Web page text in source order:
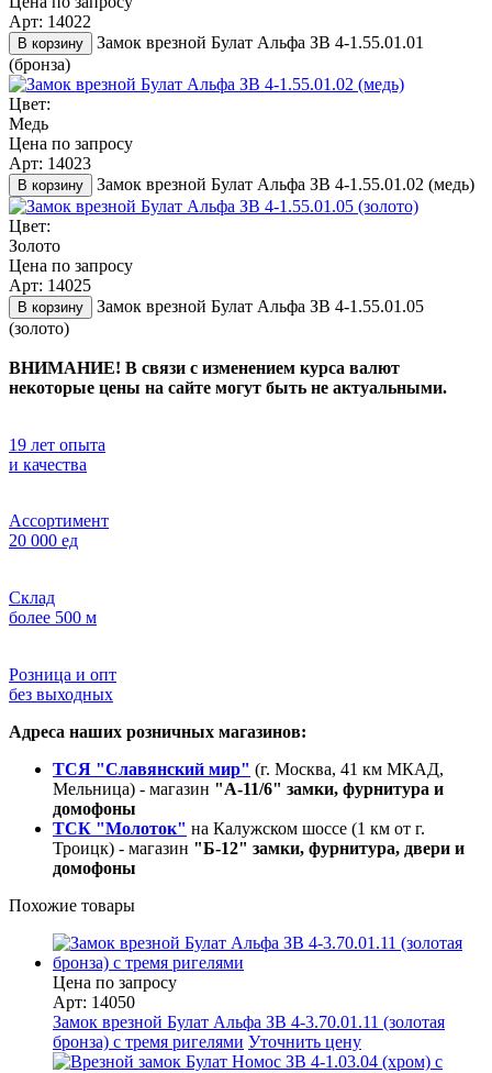
Арт: 14022
В корзину
Замок врезной Булат Альфа ЗВ 4-1.55.01.01
(бронза)
Цвет:
Медь
Цена по запросу
Арт: 14023
В корзину Замок врезной Булат Альфа ЗВ 4-1.55.01.02 (медь)
Цвет:
Золото
Цена по запросу
Арт: 14025
В корзину
Замок врезной Булат Альфа ЗВ 4-1.55.01.05
(золото)
ВНИМАНИЕ! В связи с изменением курса валют
некоторые цены на сайте могут быть не актуальными.
19 лет опыта
и качества
Ассортимент
20 000 ед
Склад
более 500 м
Розница и опт
без выходных
Адреса наших розничных магазинов:
ТСЯ "Славянский мир" (г. Москва, 41 км МКАД,
Мельница) - магазин "А-11/6" замки, фурнитура и
домофоны
ТСК "Молоток" на Калужском шоссе (1 км от г.
Троицк) - магазин "Б-12" замки, фурнитура, двери и
домофоны
Похожие товары
Цена по запросу
Арт: 14050
Замок врезной Булат Альфа ЗВ 4-3.70.01.11 (золотая
бронза) с тремя ригелями Уточнить цену